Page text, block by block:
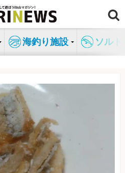
海釣り施設 ソル